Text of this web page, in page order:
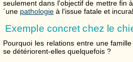
seulement dans l'objectif de mettre fin
´une pathologie à l'issue fatale et
Exemple concret chez le
Pourquoi les relations entre une
se détériorent-elles quelquefois ?